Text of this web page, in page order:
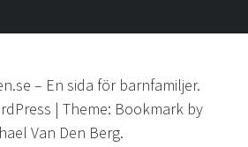
– En sida för barnfamiljer.
| Theme: Bookmarkby
Van Den Berg.